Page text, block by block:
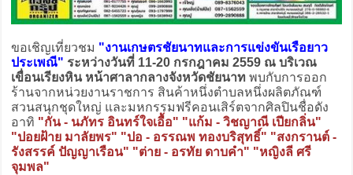
ขอเชิญเที่ยวชม "งานเกษตรชัยนาทและการแข่งขันเรือยาว
ประเพณี" ระหว่างวันที่ 11-20 กรกฎาคม 2559 ณ บริเวณ
เขื่อนเรียงหิน หน้าศาลากลางจังหวัดชัยนาทพบกับการออก
ร้านจากหน่วยงานราชการ สินค้าหนึ่งตำบลหนึ่งผลิตภัณฑ์
สวนสนุกชุดใหญ่ และมหกรรมฟรีคอนเสิร์ตจากศิลปินชื่อดัง
อาทิ "กัน - นภัทร อินทร์ใจเอื้อ" "แก้ม - วิชญาณี เปียกลิ่น"
"ปอยฝ้าย มาลัยพร" "ปอ - อรรณพ ทองบริสุทธิ์" "สงกรานต์ -
รังสรรค์ ปัญญาเรือน" "ต่าย - อรทัย ดาบคำ" "หญิงลี ศรี
จุมพล"